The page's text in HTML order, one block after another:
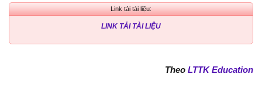
Link tải tài liệu:
LINK TẢI TÀI LIỆU
Theo LTTK Education